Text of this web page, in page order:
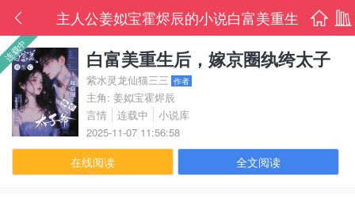
主人公姜姒宝霍烬辰的小说白富美重生
后，嫁京圈纨绔太子爷全文免费阅读
首页 书架
连载中
白富美重生后，嫁京圈纨绔太子
爷
紫水灵龙仙猫三三 作者
主角: 姜姒宝霍烬辰
言情
连载中
小说库
2025-11-07 11:56:58
在线阅读 全文阅读